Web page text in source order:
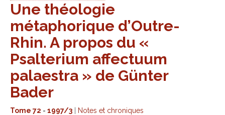
Une théologie
métaphorique d’Outre-
Rhin. A propos du «
Psalterium affectuum
palaestra » de Günter
Bader
Tome 72 - 1997/3
Notes et chroniques